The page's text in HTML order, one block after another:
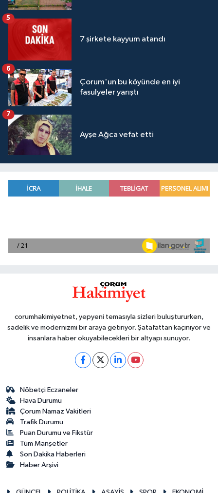
7 şirkete kayyum atandı
5
Çorum'un bu köyünde en iyi
fasulyeler yarıştı
6
Ayşe Ağca vefat etti
7
corumhakimiyetnet, yepyeni temasıyla sizleri buluştururken,
sadelik ve modernizmi bir araya getiriyor. Şatafattan kaçınıyor ve
insanlara haber okuyabilecekleri bir altyapı sunuyor.
Nöbetçi Eczaneler
Hava Durumu
Çorum Namaz Vakitleri
Trafik Durumu
Puan Durumu ve Fikstür
Tüm Manşetler
Son Dakika Haberleri
Haber Arşivi